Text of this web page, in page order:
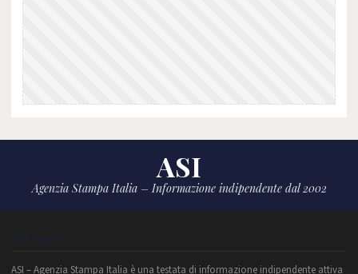
ASI
Agenzia Stampa Italia – Informazione indipendente dal 2002
CHI SIAMO
ASI – Agenzia Stampa Italia è una testata di informazione indipendente attiva